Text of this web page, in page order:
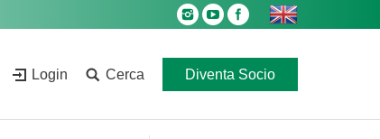
Login Cerca Diventa Socio